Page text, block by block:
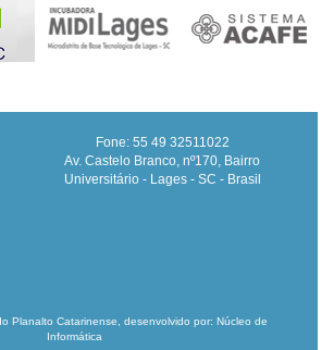
Fone: 55 49 32511022
Av. Castelo Branco, nº170, Bairro
Universitário - Lages - SC - Brasil
Planalto Catarinense, desenvolvido por: Núcleo de
Informática